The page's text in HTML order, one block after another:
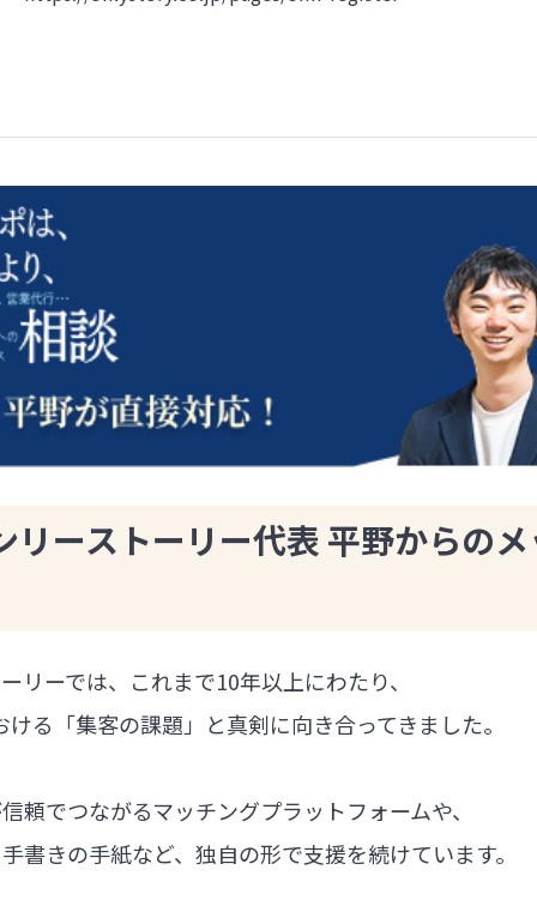
リーストーリー代表 平野からの
リーでは、これまで10年以上にわたり、
る「集客の課題」と真剣に向き合ってきました。
頼でつながるマッチングプラットフォームや、
書きの手紙など、独自の形で支援を続けています。